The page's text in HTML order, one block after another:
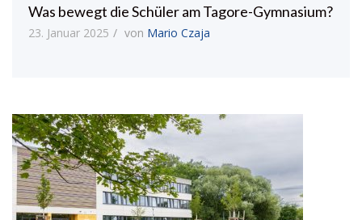
Was bewegt die Schüler am Tagore-Gymnasium?
23. Januar 2025 von Mario Czaja